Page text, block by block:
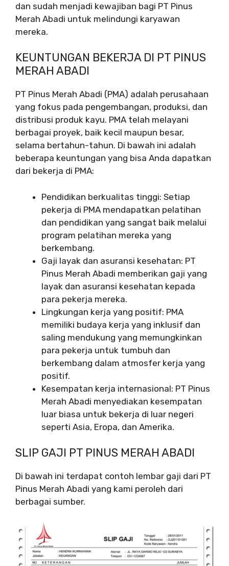
dan sudah menjadi kewajiban bagi PT Pinus
Merah Abadi untuk melindungi karyawan
mereka.
KEUNTUNGAN BEKERJA DI PT PINUS
MERAH ABADI
PT Pinus Merah Abadi (PMA) adalah perusahaan
yang fokus pada pengembangan, produksi, dan
distribusi produk kayu. PMA telah melayani
berbagai proyek, baik kecil maupun besar,
selama bertahun-tahun. Di bawah ini adalah
beberapa keuntungan yang bisa Anda dapatkan
dari bekerja di PMA:
Pendidikan berkualitas tinggi: Setiap
pekerja di PMA mendapatkan pelatihan
dan pendidikan yang sangat baik melalui
program pelatihan mereka yang
berkembang.
Gaji layak dan asuransi kesehatan: PT
Pinus Merah Abadi memberikan gaji yang
layak dan asuransi kesehatan kepada
para pekerja mereka.
Lingkungan kerja yang positif: PMA
memiliki budaya kerja yang inklusif dan
saling mendukung yang memungkinkan
para pekerja untuk tumbuh dan
berkembang dalam atmosfer kerja yang
positif.
Kesempatan kerja internasional: PT Pinus
Merah Abadi menyediakan kesempatan
luar biasa untuk bekerja di luar negeri
seperti Asia, Eropa, dan Amerika.
SLIP GAJI PT PINUS MERAH ABADI
Di bawah ini terdapat contoh lembar gaji dari PT
Pinus Merah Abadi yang kami peroleh dari
berbagai sumber.